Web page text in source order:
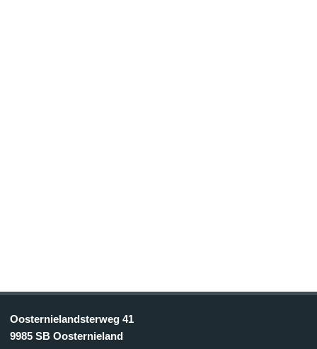
Oosternielandsterweg 41
9985 SB Oosternieland